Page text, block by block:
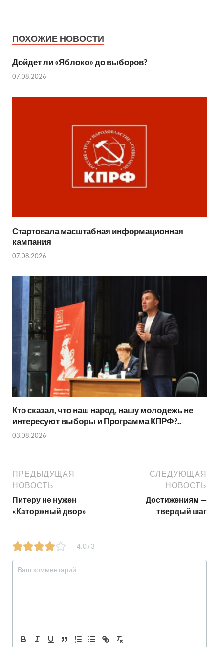
ПОХОЖИЕ НОВОСТИ
Дойдет ли «Яблоко» до выборов?
07.08.2026
Стартовала масштабная информационная
кампания
07.08.2026
Кто сказал, что наш народ, нашу молодежь не
интересуют выборы и Программа КПРФ?..
03.08.2026
ПРЕДЫДУЩАЯ
НОВОСТЬ
Питеру не нужен
«Каторжный двор»
СЛЕДУЮЩАЯ
НОВОСТЬ
Достижениям —
твердый шаг
4.0 / 3